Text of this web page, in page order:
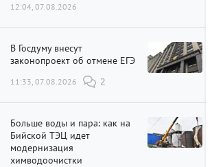
12:04, 07.08.2026
В Госдуму внесут
законопроект об отмене ЕГЭ
11:33, 07.08.2026 2
Больше воды и пара: как на
Бийской ТЭЦ идет
модернизация
химводоочистки